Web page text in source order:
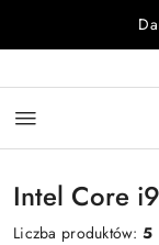
Przejdź do
Przejdź do
Przejdź do
Przejdź do
Przejdź do
Intel Core i9
Liczba produktów:5